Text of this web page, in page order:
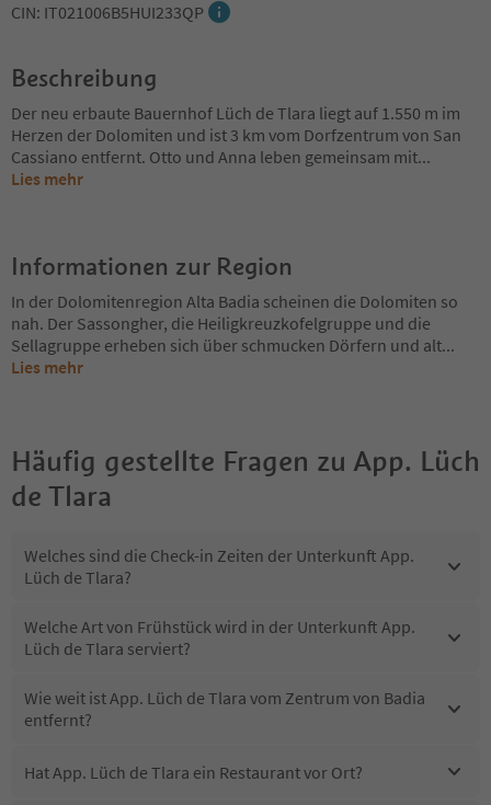
CIN: IT021006B5HUI233QP
Beschreibung
Der neu erbaute Bauernhof Lüch de Tlara liegt auf 1.550 m im
Herzen der Dolomiten und ist 3 km vom Dorfzentrum von San
Cassiano entfernt. Otto und Anna leben gemeinsam mit...
Lies mehr
Informationen zur Region
In der Dolomitenregion Alta Badia scheinen die Dolomiten so
nah. Der Sassongher, die Heiligkreuzkofelgruppe und die
Sellagruppe erheben sich über schmucken Dörfern und alt...
Lies mehr
Häufig gestellte Fragen zu App. Lüch
de Tlara
Welches sind die Check-in Zeiten der Unterkunft App.
Lüch de Tlara?
Welche Art von Frühstück wird in der Unterkunft App.
Lüch de Tlara serviert?
Wie weit ist App. Lüch de Tlara vom Zentrum von Badia
entfernt?
Hat App. Lüch de Tlara ein Restaurant vor Ort?